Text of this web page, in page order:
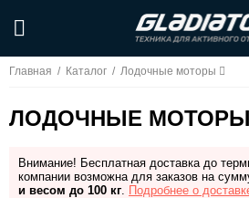
Главная / Каталог / Лодочные моторы
ЛОДОЧНЫЕ МОТОРЫ
Внимание! Бесплатная доставка до
компании возможна для заказов на
и весом до 100 кг. Подробнее о